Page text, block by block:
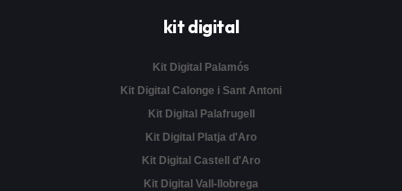
kit digital
Kit Digital Palamós
Kit Digital Calonge i Sant Antoni
Kit Digital Palafrugell
Kit Digital Platja d'Aro
Kit Digital Castell d'Aro
Kit Digital Vall-llobrega